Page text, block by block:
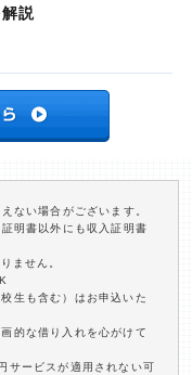
説
ない場合がございます。
明書以外にも収入証明書
ません。
生も含む）はお申込いた
的な借り入れを心がけて
サービスが適用されない可